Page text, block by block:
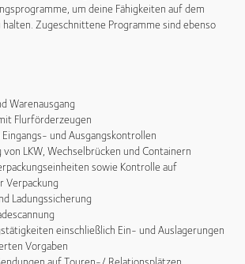
um deine Fähigkeiten auf dem
Zugeschnittene Programme sind ebenso
Warenausgang
Flurförderzeugen
und Ausgangskontrollen
LKW, Wechselbrücken und Containern
sowie Kontrolle auf
Verpackung
Ladungssicherung
einschließlich Ein- und Auslagerungen
Vorgaben